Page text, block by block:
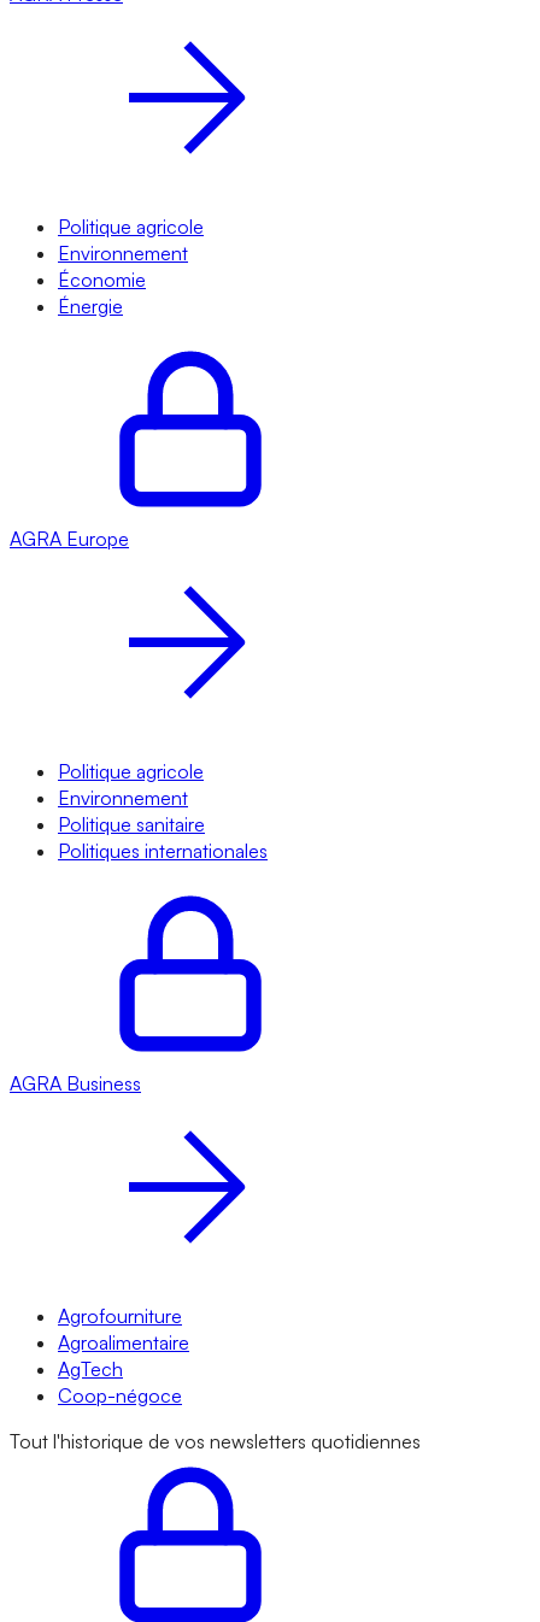
Politique agricole
Environnement
Économie
Énergie
AGRA Europe
Politique agricole
Environnement
Politique sanitaire
Politiques internationales
AGRA Business
Agrofourniture
Agroalimentaire
AgTech
Coop-négoce
Tout l'historique de vos newsletters quotidiennes